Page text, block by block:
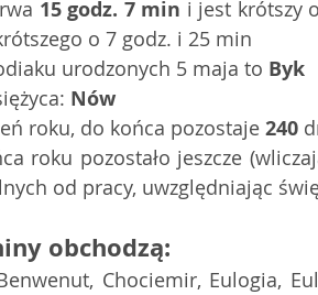
15 godz. 7 min i jest krótszy
o 7 godz. i 25 min
urodzonych 5 maja to Byk
Nów
roku, do końca pozostaje 240
roku pozostało jeszcze
od pracy, uwzględniając
obchodzą:
Chociemir, Eulogia,